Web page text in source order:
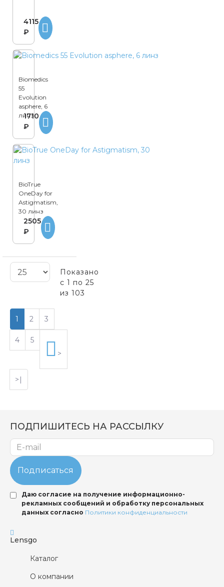
4115
₽
Biomedics
55
Evolution
asphere, 6
линз
1710
₽
BioTrue
OneDay for
Astigmatism,
30 линз
2505
₽
Показано
с 1 по 25
из 103
1 2 3
4
5
>
>|
ПОДПИШИТЕСЬ НА РАССЫЛКУ
Подписаться
Даю согласие на получение информационно-
рекламных сообщений и обработку персональных
данных согласно Политики конфиденциальности
Lensgo
Каталог
О компании